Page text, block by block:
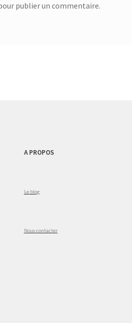
publier un commentaire.
A PROPOS
Le blog
Nous contacter